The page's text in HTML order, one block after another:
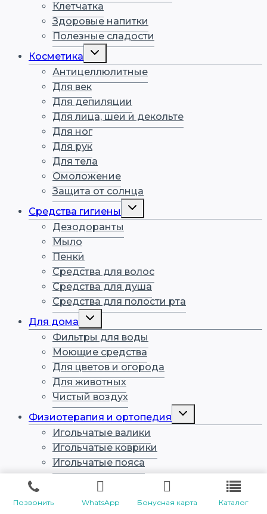
Позвонить WhatsApp Бонусная карта Каталог
Клетчатка
Здоровые напитки
Полезные сладости
Косметика
Переключить
меню
Антицеллюлитные
Для век
Для депиляции
Для лица, шеи и декольте
Для ног
Для рук
Для тела
Омоложение
Защита от солнца
Средства гигиены
Переключить
меню
Дезодоранты
Мыло
Пенки
Средства для волос
Средства для душа
Средства для полости рта
Для дома
Переключить
меню
Фильтры для воды
Моющие средства
Для цветов и огорода
Для животных
Чистый воздух
Физиотерапия и ортопедия
Переключить
меню
Игольчатые валики
Игольчатые коврики
Игольчатые пояса
Ортопедические стельки
Полимедэл